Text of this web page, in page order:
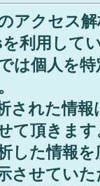
アクセス
利用して
は個人を
された情
て頂きます
した情報
させてい